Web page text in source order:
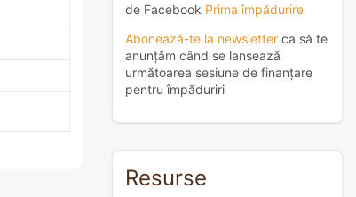
de Facebook Prima împădurire
Abonează-te la newsletter ca să te
anunțăm când se lansează
următoarea sesiune de finanțare
pentru împăduriri
Resurse